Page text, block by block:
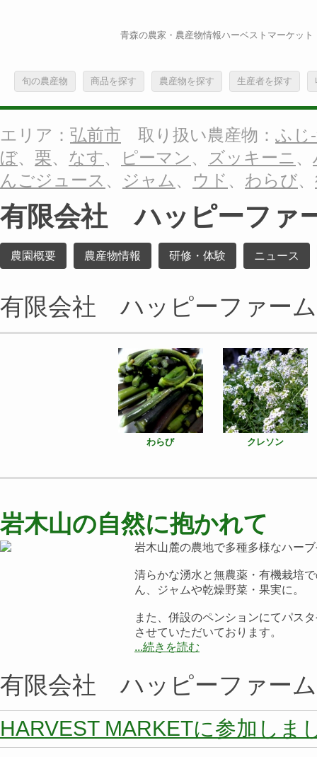
青森の農家・農産物情報ハーベストマーケット
旬の農産物 商品を探す 農産物を探す 生産者を探す
エリア： 弘前市 取り扱い農産物： ふじ
ぼ、 栗、 なす、 ピーマン、 ズッキーニ、
んごジュース 、 ジャム、 ウド 、 わらび、
有限会社 ハッピーファ
農園概要 農産物情報 研修・体験 ニュース
有限会社 ハッピーファー
わらび クレソン
岩木山の自然に抱かれて
岩木山麓の農地で多種多様なハー
清らかな湧水と無農薬・有機栽培
ん、ジャムや乾燥野菜・果実に。
また、併設のペンションにてパス
させていただいております。
...続きを読む
有限会社 ハッピーファー
HARVEST MARKETに参加しま